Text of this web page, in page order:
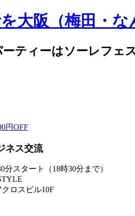
大阪（梅田・
ティーはソーレフェ
ネス交流
分スタート（18時30分まで）
ロスビル10F